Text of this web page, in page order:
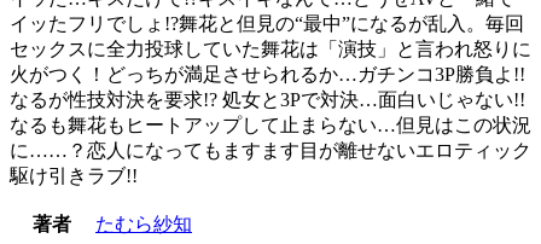
イッたフリでしょ!?舞花と但見の“最中”になるが乱入。毎回
セックスに全力投球していた舞花は「演技」と言われ怒りに
火がつく！どっちが満足させられるか…ガチンコ3P勝負よ!!
なるが性技対決を要求!? 処女と3Pで対決…面白いじゃない!!
なるも舞花もヒートアップして止まらない…但見はこの状況
に……？恋人になってもますます目が離せないエロティック
駆け引きラブ!!
著者
たむら紗知